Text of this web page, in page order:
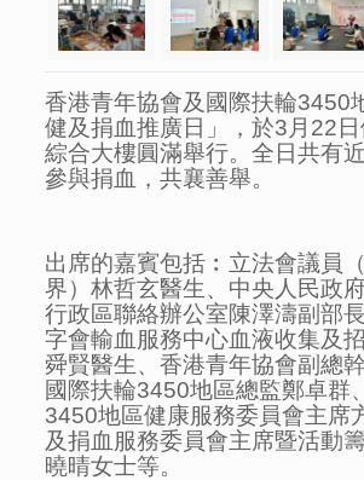
香港青年協會及國際扶輪3450
健及捐血推廣日」，於3月22
綜合大樓圓滿舉行。全日共有
參與捐血，共襄善舉。
出席的嘉賓包括︰立法會議員
界）林哲玄醫生、中央人民政
行政區聯絡辦公室陳澤濤副部
字會輸血服務中心血液收集及
舜賢醫生、香港青年協會副總
國際扶輪3450地區總監鄭卓群
3450地區健康服務委員會主席
及捐血服務委員會主席暨活動
曉晴女士等。